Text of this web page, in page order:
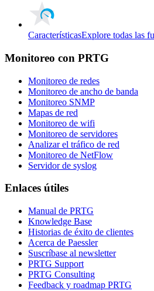
CaracterísticasExplore todas las
Monitoreo con PRTG
Monitoreo de redes
Monitoreo de ancho de banda
Monitoreo SNMP
Mapas de red
Monitoreo de wifi
Monitoreo de servidores
Analizar el tráfico de red
Monitoreo de NetFlow
Servidor de syslog
Enlaces útiles
Manual de PRTG
Knowledge Base
Historias de éxito de clientes
Acerca de Paessler
Suscríbase al newsletter
PRTG Support
PRTG Consulting
Feedback y roadmap PRTG